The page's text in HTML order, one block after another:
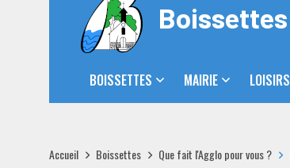
Boissettes
BOISSETTES MAIRIE LOISIRS
Accueil Boissettes Que fait l'Agglo pour vous ?